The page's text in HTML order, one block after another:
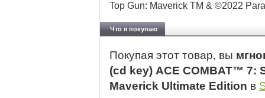
Top Gun: Maverick TM & ©2022
Что я покупаю
Покупая этот товар, вы
(cd key) ACE COMBAT™ 7:
Maverick Ultimate Edition в